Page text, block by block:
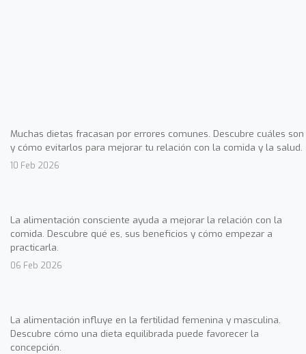
Muchas dietas fracasan por errores comunes. Descubre cuáles son
y cómo evitarlos para mejorar tu relación con la comida y la salud.
10 Feb 2026
La alimentación consciente ayuda a mejorar la relación con la
comida. Descubre qué es, sus beneficios y cómo empezar a
practicarla.
06 Feb 2026
La alimentación influye en la fertilidad femenina y masculina.
Descubre cómo una dieta equilibrada puede favorecer la
concepción.